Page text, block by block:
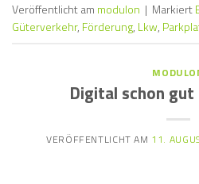
Veröffentlicht am modulon | Markiert
Güterverkehr, Förderung, Lkw,
Digital schon
VERÖFFENTLICHT AM 11.